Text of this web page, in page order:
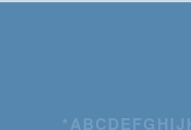
*ABCDEFG HIJ